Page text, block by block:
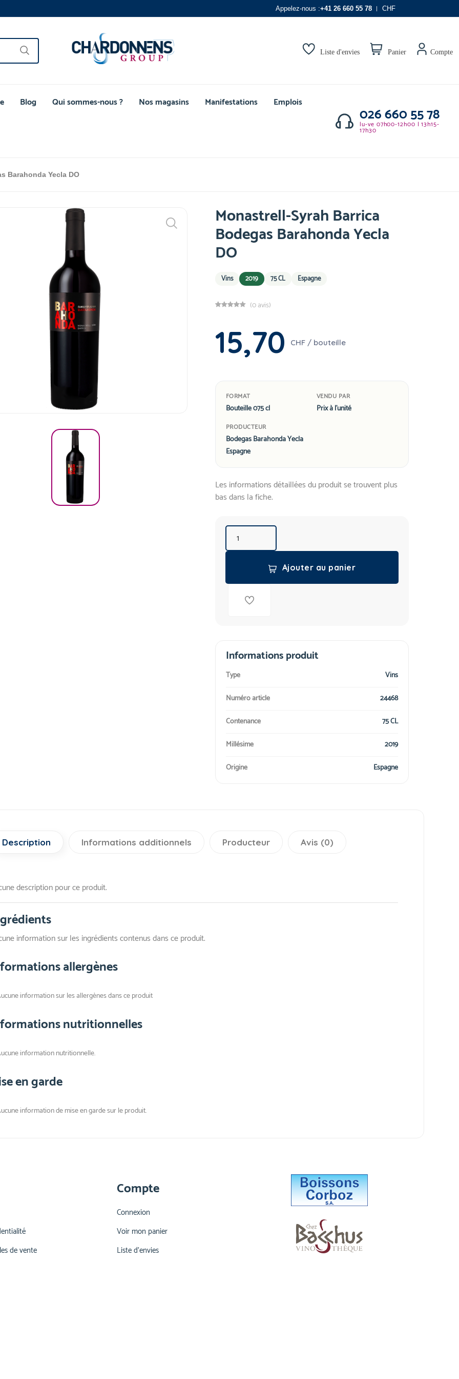
Appelez-nous :+41 26 660 55 78 CHF
Liste d'envies Panier Compte
Blog Qui sommes-nous ? Nos magasins Manifestations Emplois
026 660 55 78
lu-ve 07h00-12h00 | 13h15-
17h30
Barahonda Yecla DO
Monastrell-Syrah Barrica
Bodegas Barahonda Yecla
DO
Vins 2019 75 CL Espagne
(0 avis)
15,70 CHF / bouteille
FORMAT
Bouteille 075 cl
VENDU PAR
Prix à l'unité
PRODUCTEUR
Bodegas Barahonda Yecla
Espagne
Les informations détaillées du produit se trouvent plus
bas dans la fiche.
Ajouter au panier
Informations produit
Type
Vins
Numéro article
24468
Contenance
75 CL
Millésime
2019
Origine
Espagne
Description Informations additionnels Producteur Avis (0)
description pour ce produit.
information sur les ingrédients contenus dans ce produit.
allergènes
information sur les allergènes dans ce produit
nutritionnelles
information nutritionnelle.
en garde
information de mise en garde sur le produit.
de vente
Compte
Connexion
Voir mon panier
Liste d'envies